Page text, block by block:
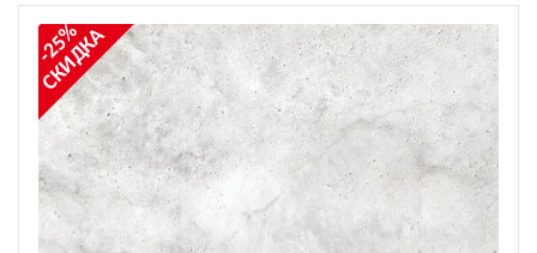
-25%
СКИДКА